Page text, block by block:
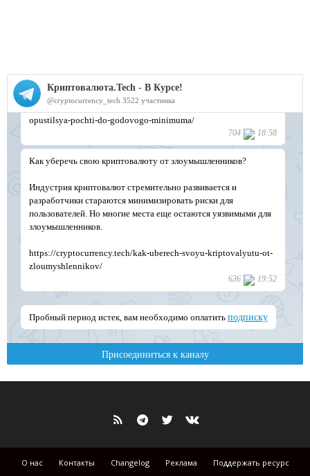
О нас Контакты Changelog Реклама Поддержать ресурс